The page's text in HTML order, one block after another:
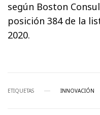
según Boston
posición 384 de la
2020.
ETIQUETAS INNOVACIÓN